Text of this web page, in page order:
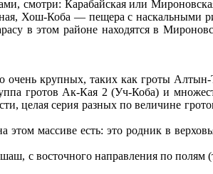
смотри: Карабайская или
Хош-Коба — пещера с наскальными
в этом районе находятся в
крупных, таких как гроты
гротов Ак-Кая 2 (Уч-Коба) и
серия разных по величине
массиве есть: это родник в
с восточного направления по полям